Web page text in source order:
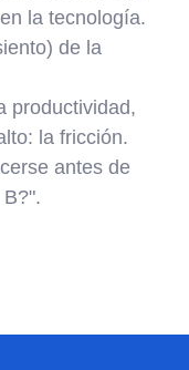
la tecnología.
de la
productividad,
la fricción.
antes de